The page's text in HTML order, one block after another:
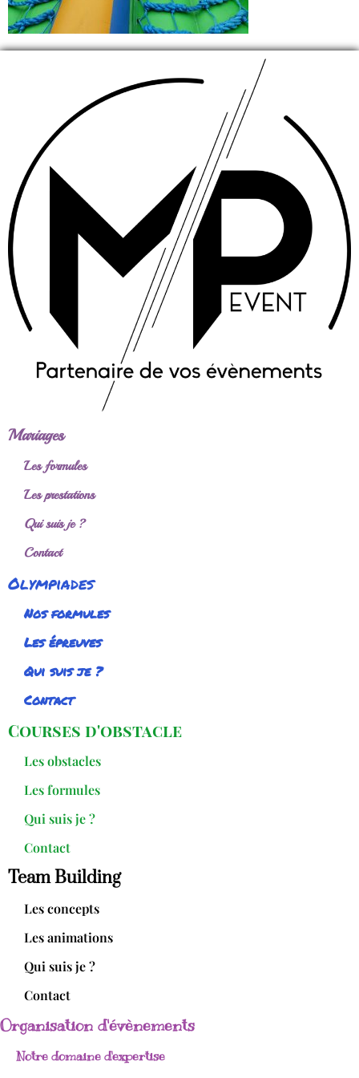
Mariages
Les formules
Les prestations
Qui suis je ?
Contact
Olympiades
Nos formules
Les épreuves
Qui suis je ?
Contact
Courses d'obstacle
Les obstacles
Les formules
Qui suis je ?
Contact
Team Building
Les concepts
Les animations
Qui suis je ?
Contact
Organisation d'évènements
Notre domaine d'expertise